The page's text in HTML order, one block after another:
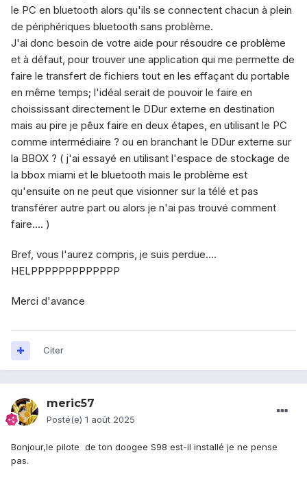
le PC en bluetooth alors qu'ils se connectent chacun à plein
de périphériques bluetooth sans problème.
J'ai donc besoin de votre aide pour résoudre ce problème
et à défaut, pour trouver une application qui me permette de
faire le transfert de fichiers tout en les effaçant du portable
en même temps; l'idéal serait de pouvoir le faire en
choississant directement le DDur externe en destination
mais au pire je pêux faire en deux étapes, en utilisant le PC
comme intermédiaire ? ou en branchant le DDur externe sur
la BBOX ? ( j'ai essayé en utilisant l'espace de stockage de
la bbox miami et le bluetooth mais le problème est
qu'ensuite on ne peut que visionner sur la télé et pas
transférer autre part ou alors je n'ai pas trouvé comment
faire.... )
Bref, vous l'aurez compris, je suis perdue....
HELPPPPPPPPPPPPP
Merci d'avance
Citer
meric57
Posté(e) 1 août 2025
Bonjour,le pilote de ton doogee S98 est-il installé je ne pense
pas.